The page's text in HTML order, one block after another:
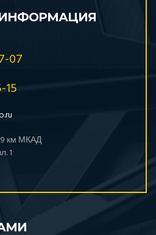
ИНФОРМАЦИЯ
07
15
км МКАД
1